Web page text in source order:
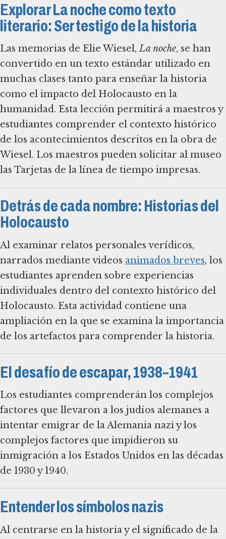
Explorar La noche como texto
literario: Ser testigo de la historia
Las memorias de Elie Wiesel,La noche, se han
convertido en un texto estándar utilizado en
muchas clases tanto para enseñar la historia
como el impacto del Holocausto en la
humanidad. Esta lección permitirá a maestros y
estudiantes comprender el contexto histórico
de los acontecimientos descritos en la obra de
Wiesel. Los maestros pueden solicitar al museo
las Tarjetas de la línea de tiempo impresas.
Detrás de cada nombre: Historias del
Holocausto
Al examinar relatos personales verídicos,
narrados mediante videos animados breves, los
estudiantes aprenden sobre experiencias
individuales dentro del contexto histórico del
Holocausto. Esta actividad contiene una
ampliación en la que se examina la importancia
de los artefactos para comprender la historia.
El desafío de escapar, 1938–1941
Los estudiantes comprenderán los complejos
factores que llevaron a los judíos alemanes a
intentar emigrar de la Alemania nazi y los
complejos factores que impidieron su
inmigración a los Estados Unidos en las décadas
Entender los símbolos nazis
Al centrarse en la historia y el significado de la